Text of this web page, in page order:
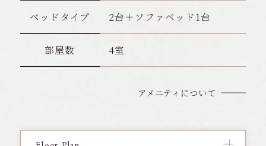
ベッドタイプ 2台＋ソファベッド1台
部屋数 4室
アメニティについて